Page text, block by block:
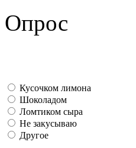
Опрос
Кусочком лимона
Шоколадом
Ломтиком сыра
Не закусываю
Другое